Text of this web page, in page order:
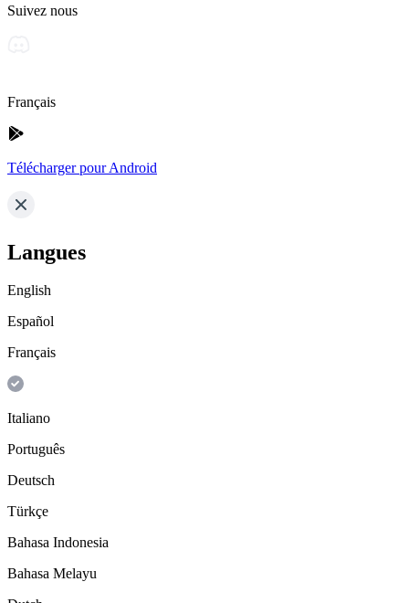
Suivez nous
Français
Télécharger pour Android
Langues
English
Español
Français
Italiano
Português
Deutsch
Türkçe
Bahasa Indonesia
Bahasa Melayu